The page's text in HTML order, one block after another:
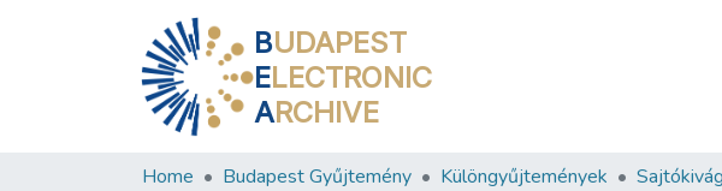
BUDAPEST
ELECTRONIC
ARCHIVE
Home Budapest Gyűjtemény Különgyűjtemények